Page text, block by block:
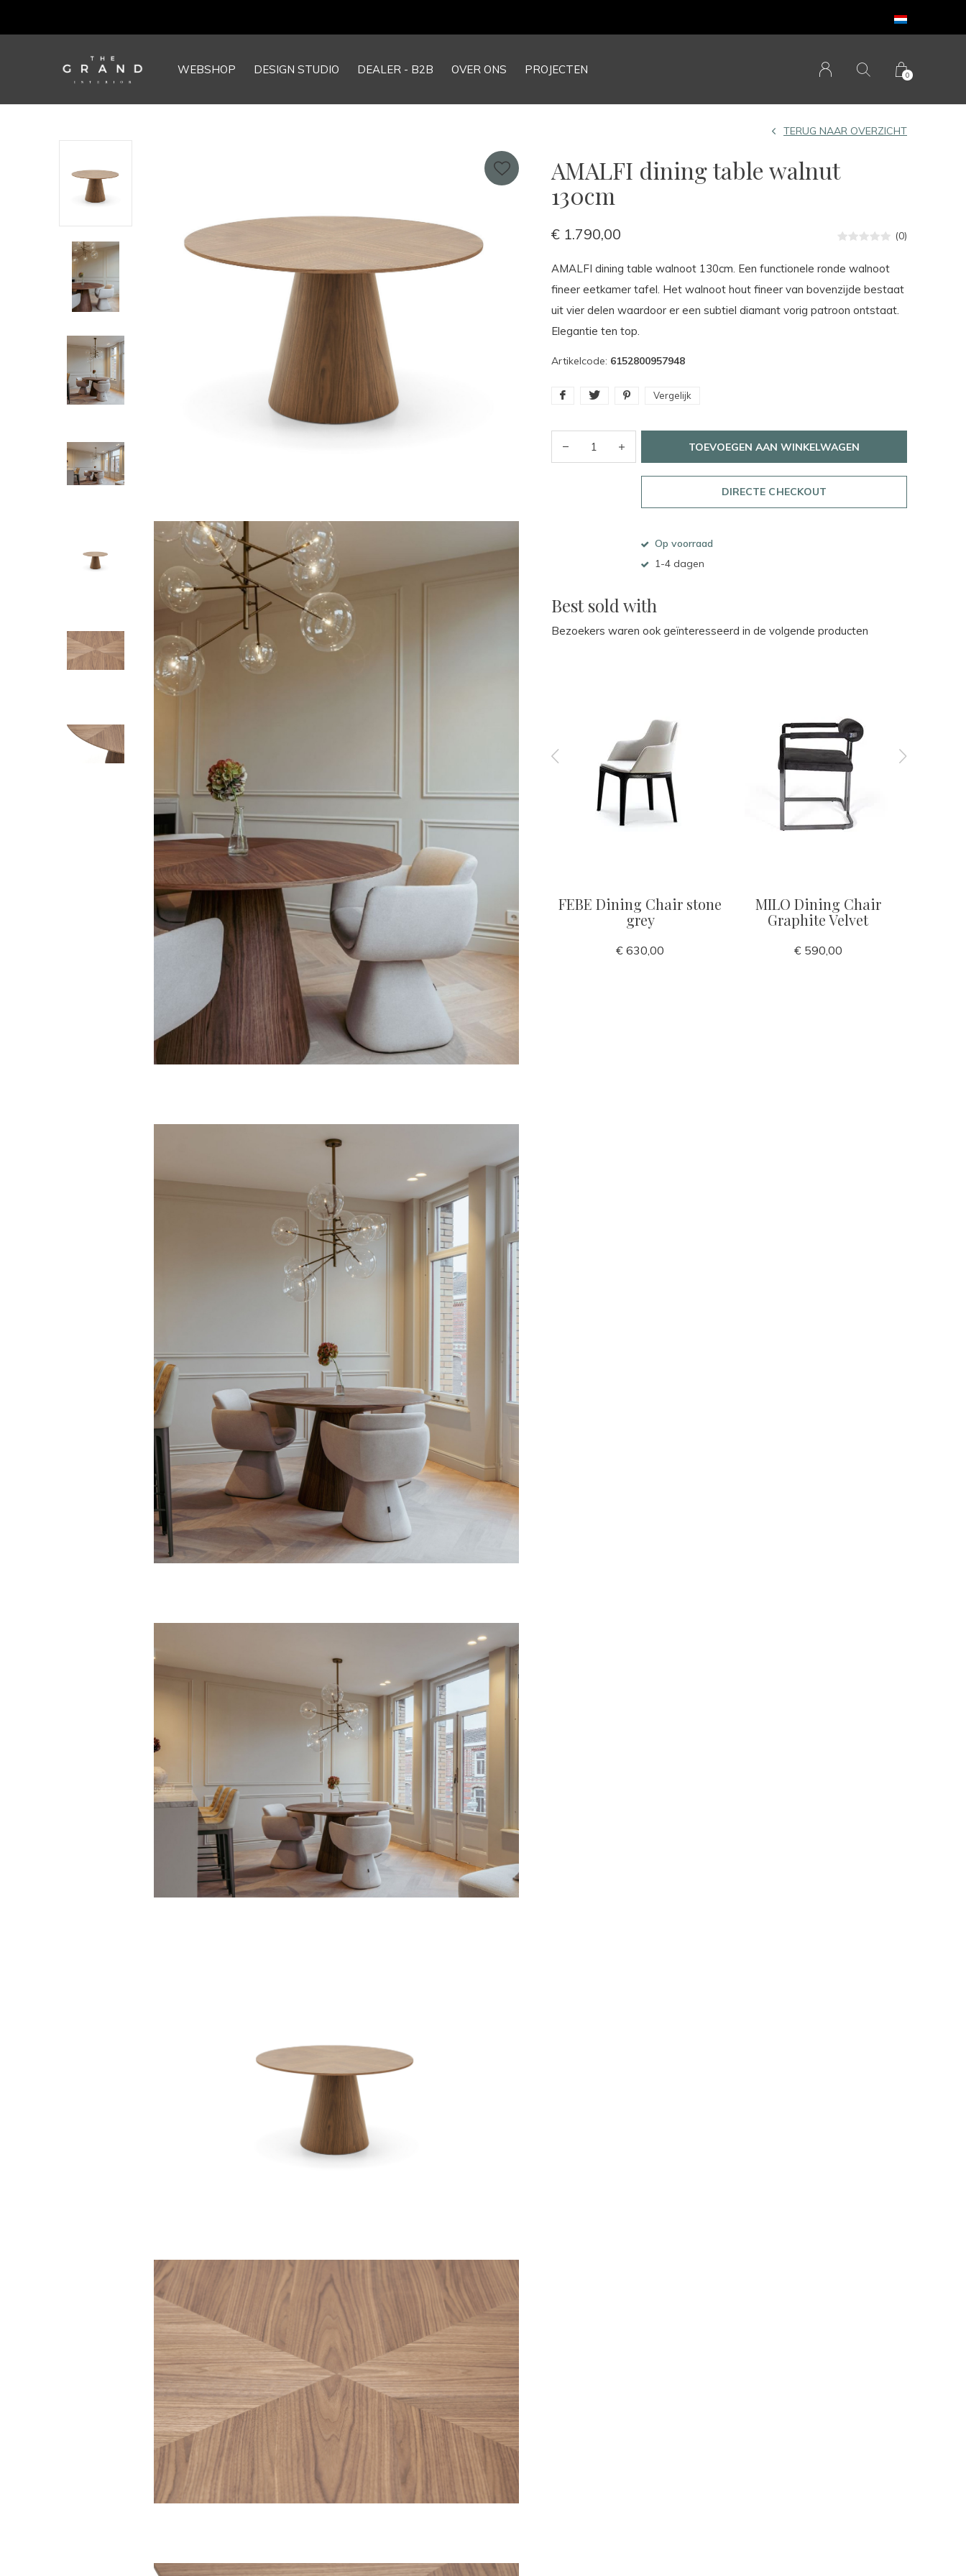
WEBSHOP DESIGN STUDIO DEALER - B2B OVER ONS PROJECTEN 0
AMALFI dining table walnut
130cm
TERUG NAAR OVERZICHT
€ 1.790,00 (0)
AMALFI dining table walnoot 130cm. Een functionele ronde walnoot
fineer eetkamer tafel. Het walnoot hout fineer van bovenzijde bestaat
uit vier delen waardoor er een subtiel diamant vorig patroon ontstaat.
Elegantie ten top.
Artikelcode: 6152800957948
Vergelijk
TOEVOEGEN AAN WINKELWAGEN
DIRECTE CHECKOUT
Op voorraad
1-4 dagen
Best sold with
Bezoekers waren ook geïnteresseerd in de volgende producten
MILO Dining Chair
Graphite Velvet
€ 590,00
MILANO Dining Chair
Greige
€ 490,00
FEBE Dining Chair stone
grey
€ 630,00
MILO Dining Chair
Graphite Velvet
€ 590,00